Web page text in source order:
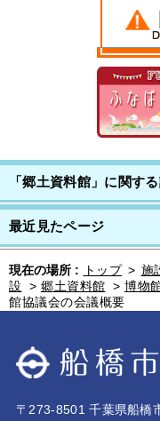
「郷土資料館」に関す
最近見たページ
現在の場所 : トップ > 施
設
> 郷土資料館 > 博物
館協議会の会議概要
〒273-8501 千葉県船橋